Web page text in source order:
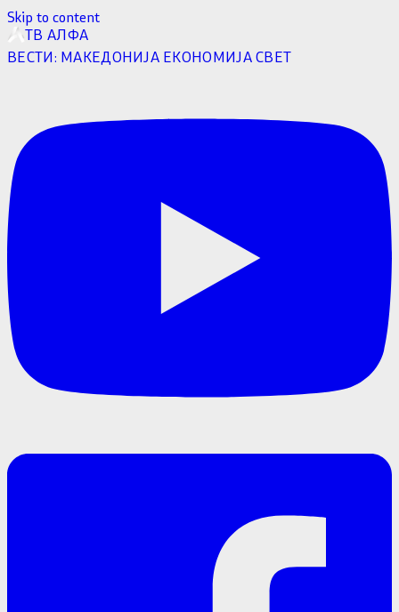
Skip to content
ТВ АЛФА
ВЕСТИ: МАКЕДОНИЈА ЕКОНОМИЈАСВЕТ